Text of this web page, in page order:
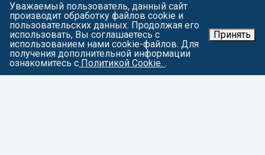
241050, г. Брянск, ул. Дуки, д. 74
+7 (483) 264-7583
bkfk-sport@ya.ru
МЕНЮ
Уважаемый пользователь, данный сайт
производит обработку файлов cookie и
пользовательских данных. Продолжая его
использовать, Вы соглашаетесь с
использованием нами cookie-файлов. Для
получения дополнительной информации
ознакомитесь с Политикой Cookie..
Принять